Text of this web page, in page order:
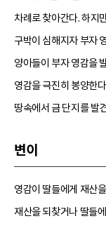
차례로 찾아간다. 하지
구박이 심해지자 부자
양아들이 부자 영감을
영감을 극진히 봉양한
땅속에서 금 단지를 발
변이
영감이 딸들에게 재산
재산을 되찾거나 딸들